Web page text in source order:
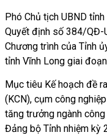
Phó Chủ tịch UBND
Quyết định số 384/QĐ-
Chương trình của Tỉnh
tỉnh Vĩnh Long giai
Mục tiêu Kế hoạch đề
(KCN), cụm công
tăng trưởng ngành
Đảng bộ Tỉnh nhiệm kỳ